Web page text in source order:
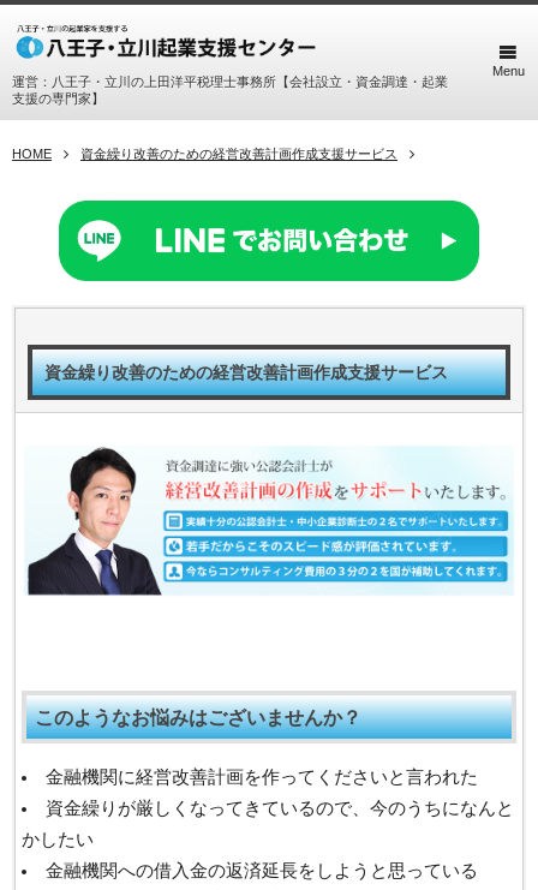
運営：八王子・立川の上田洋平税理士事務所【会社設立・資金調達・起業
支援の専門家】
Menu
HOME 資金繰り改善のための経営改善計画作成支援サービス
資金繰り改善のための経営改善計画作成支援サービス
このようなお悩みはございませんか？
金融機関に経営改善計画を作ってくださいと言われた
資金繰りが厳しくなってきているので、今のうちになんと
かしたい
金融機関への借入金の返済延長をしようと思っている